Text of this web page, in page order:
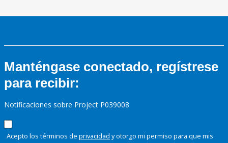
Manténgase conectado, regístrese
para recibir:
Notificaciones sobre Project P039008
Acepto los términos de privacidad y otorgo mi permiso para que mis